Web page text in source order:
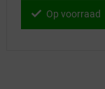
Op voorraad